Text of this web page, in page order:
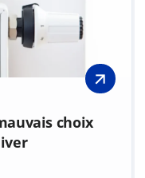
choix